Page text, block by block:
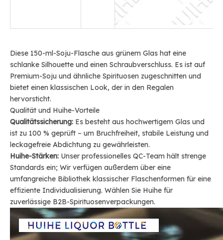
Diese 150-ml-Soju-Flasche aus grünem Glas hat eine
schlanke Silhouette und einen Schraubverschluss. Es ist auf
Premium-Soju und ähnliche Spirituosen zugeschnitten und
bietet einen klassischen Look, der in den Regalen
hervorsticht.
Qualität und Huihe-Vorteile
Qualitätssicherung: Es besteht aus hochwertigem Glas und
ist zu 100 % geprüft – um Bruchfreiheit, stabile Leistung und
leckagefreie Abdichtung zu gewährleisten.
Huihe-Stärken: Unser professionelles QC-Team hält strenge
Standards ein; Wir verfügen außerdem über eine
umfangreiche Bibliothek klassischer Flaschenformen für eine
effiziente Individualisierung. Wählen Sie Huihe für
zuverlässige B2B-Spirituosenverpackungen.